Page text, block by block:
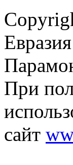
При
сайт